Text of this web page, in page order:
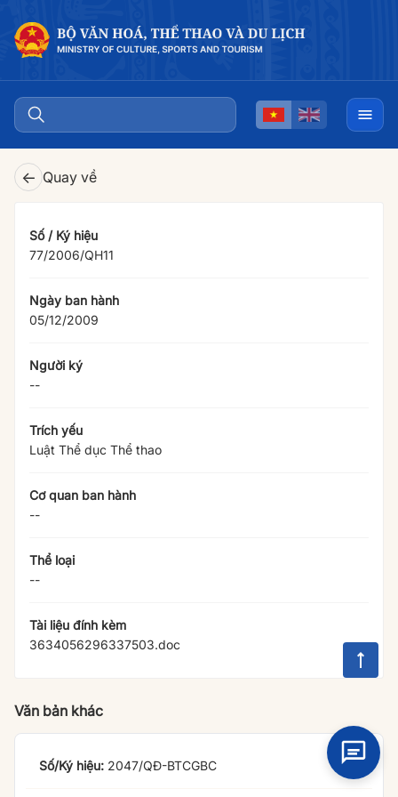
← Quay về
Số / Ký hiệu
77/2006/QH11
Ngày ban hành
05/12/2009
Người ký
--
Trích yếu
Luật Thể dục Thể thao
Cơ quan ban hành
--
Thể loại
--
Tài liệu đính kèm
3634056296337503.doc
Văn bản khác
2047/QĐ-BTCGBC